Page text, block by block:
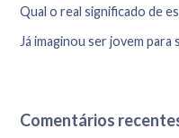
Qual o real significado de
Já imaginou ser jovem para
Comentários